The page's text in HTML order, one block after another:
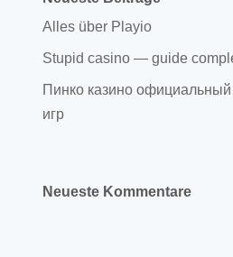
Alles über Playio
Stupid casino — guide
Пинко казино
игр
Neueste Kommentare